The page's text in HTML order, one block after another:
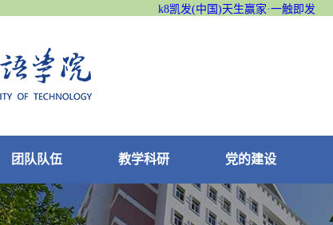
k8凯发(中国)天生赢家·一触即发
团队队伍 教学科研 党的建设